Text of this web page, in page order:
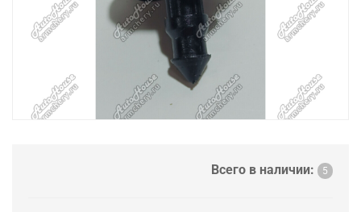
Всего в наличии: 5